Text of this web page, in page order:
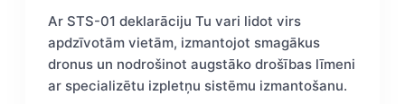
Ar STS-01 deklarāciju Tu vari lidot virs
apdzīvotām vietām, izmantojot smagākus
dronus un nodrošinot augstāko drošības līmeni
ar specializētu izpletņu sistēmu izmantošanu.